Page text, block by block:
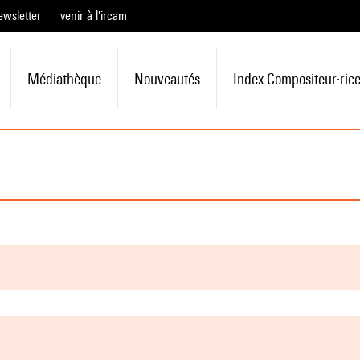
venir à l'ircam
Médiathèque Nouveautés Index Compositeur·rice